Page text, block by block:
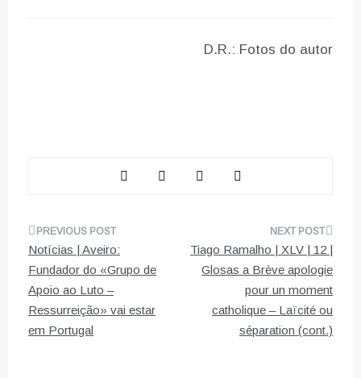
D.R.: Fotos do autor
Navegação
de
artigos
Notícias | Aveiro:
Fundador do «Grupo de
Apoio ao Luto –
Ressurreição» vai estar
em Portugal
Tiago Ramalho | XLV | 12 |
Glosas a Brève apologie
pour un moment
catholique – Laïcité ou
séparation (cont.)